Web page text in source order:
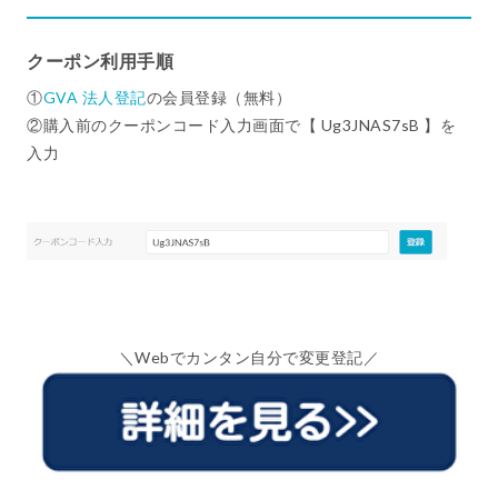
クーポン利用手順
①GVA 法人登記の会員登録（無料）
②購入前のクーポンコード入力画面で【 Ug3JNAS7sB 】を
入力
＼Webでカンタン自分で変更登記／